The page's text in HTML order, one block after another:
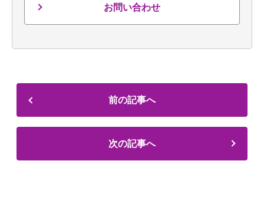
お問い合わせ
前の記事へ
次の記事へ